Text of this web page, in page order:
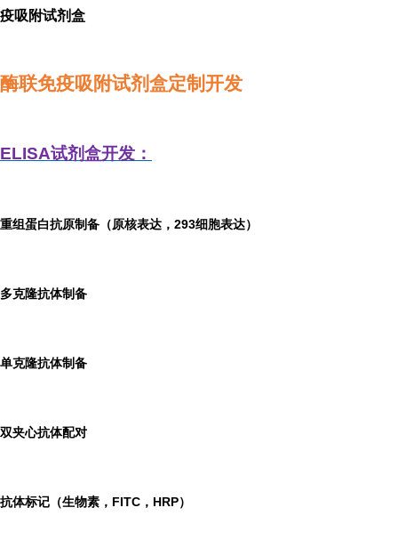
疫吸附试剂盒
酶联免疫吸附试剂盒定制开发
ELISA试剂盒开发：
重组蛋白抗原制备（原核表达，293细胞表达）
多克隆抗体制备
单克隆抗体制备
双夹心抗体配对
抗体标记（生物素，FITC，HRP）